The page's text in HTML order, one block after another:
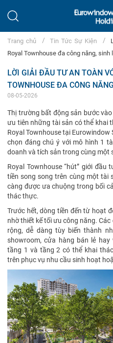
Trang chủ Tin Tức Sự Kiện
Royal Townhouse đa công năng, sinh
LỜI GIẢI ĐẦU TƯ AN TOÀN
TOWNHOUSE ĐA CÔNG
08-05-2026
Thị trường bất động sản bước
ưu tiên những tài sản có thể khai
Royal Townhouse tại
chọn đáng chú ý với mô hình 1
doanh và tích sản trong cùng một
Royal Townhouse “hút” giới
tiền song song trên cùng một tài
càng được ưa chuộng trong bối
thác thực.
Trước hết, dòng tiền đến từ hoạt
nhờ thiết kế tối ưu công năng.
rộng, dễ dàng tùy biến thành
showroom, cửa hàng bán lẻ
tầng 1 và tầng 2 có thể khai
trên phục vụ nhu cầu sinh hoạt